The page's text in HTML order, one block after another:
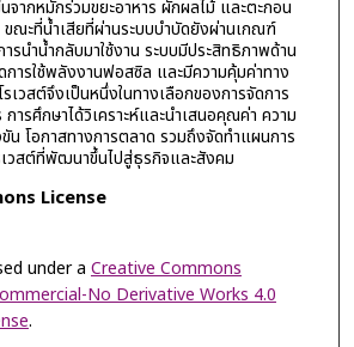
ากหมักร่วมขยะอาหาร ผักผลไม้ และตะกอน
ขณะที่น้ำเสียที่ผ่านระบบบำบัดยังผ่านเกณฑ์
รนำน้ำกลับมาใช้งาน ระบบมีประสิทธิภาพด้าน
ารใช้พลังงานฟอสซิล และมีความคุ้มค่าทาง
เวสต์จึงเป็นหนึ่งในทางเลือกของการจัดการ
ารศึกษาได้วิเคราะห์และนำเสนอคุณค่า ความ
น โอกาสทางการตลาด รวมถึงจัดทำแผนการ
เวสต์ที่พัฒนาขึ้นไปสู่ธุรกิจและสังคม
License
under a Creative Commons
No Derivative Works 4.0
.